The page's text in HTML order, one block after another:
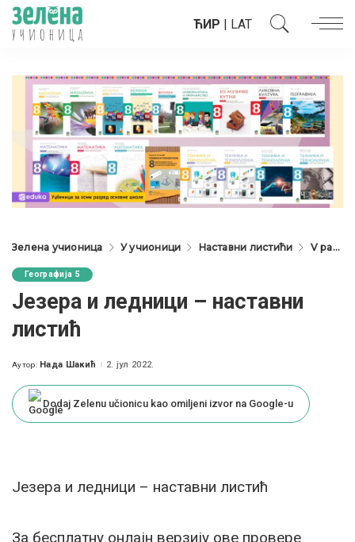
ЋИР | LAT
Зелена учионица У учионици Наставни листићи V разред
Географија 5
Језера и ледници – наставни
листић
Posted
Аутор: Нада Шакић 2. јул 2022.
Dodaj Zelenu učionicu kao omiljeni izvor na Google-u
Језера и ледници – наставни листић
За бесплатну онлајн верзију ове провере